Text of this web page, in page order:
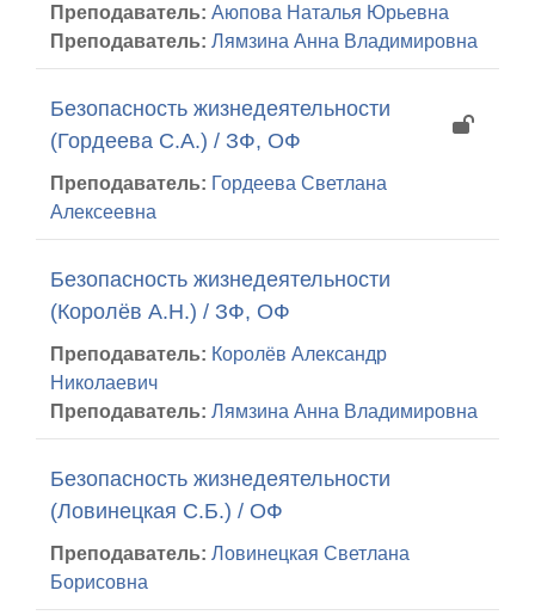
Преподаватель: Аюпова Наталья Юрьевна
Преподаватель: Лямзина Анна Владимировна
Безопасность жизнедеятельности
(Гордеева С.А.) / ЗФ, ОФ
Преподаватель: Гордеева Светлана
Алексеевна
Безопасность жизнедеятельности
(Королёв А.Н.) / ЗФ, ОФ
Преподаватель: Королёв Александр
Николаевич
Преподаватель: Лямзина Анна Владимировна
Безопасность жизнедеятельности
(Ловинецкая С.Б.) / ОФ
Преподаватель: Ловинецкая Светлана
Борисовна